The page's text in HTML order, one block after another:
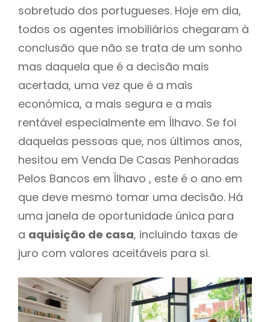
sobretudo dos portugueses. Hoje em dia,
todos os agentes imobiliários chegaram à
conclusão que não se trata de um sonho
mas daquela que é a decisão mais
acertada, uma vez que é a mais
económica, a mais segura e a mais
rentável especialmente em Ílhavo. Se foi
daquelas pessoas que, nos últimos anos,
hesitou em Venda De Casas Penhoradas
Pelos Bancos em Ílhavo , este é o ano em
que deve mesmo tomar uma decisão. Há
uma janela de oportunidade única para
a aquisição de casa, incluindo taxas de
juro com valores aceitáveis para si.